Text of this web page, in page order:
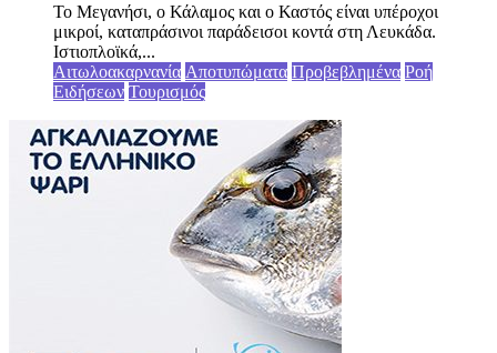
Το Μεγανήσι, ο Κάλαμος και ο Καστός είναι υπέροχοι
μικροί, καταπράσινοι παράδεισοι κοντά στη Λευκάδα.
Ιστιοπλοϊκά,...
Αιτωλοακαρνανία Αποτυπώματα Προβεβλημένα Ροή
Ειδήσεων Τουρισμός